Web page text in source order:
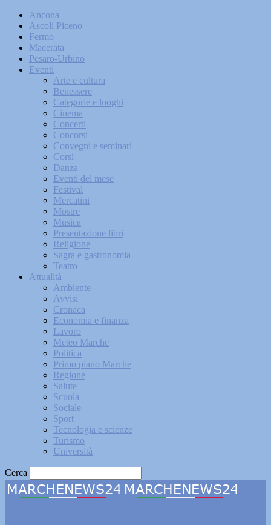
Ancona
Ascoli Piceno
Fermo
Macerata
Pesaro-Urbino
Eventi
Arte e cultura
Benessere
Categorie e luoghi
Cinema
Concerti
Concorsi
Convegni e seminari
Corsi
Danza
Eventi del mese
Festival
Mercatini
Mostre
Musica
Presentazione libri
Religione
Sagra e gastronomia
Teatro
Attualità
Ambiente
Avvisi
Cronaca
Economia e finanza
Lavoro
Meteo Marche
Politica
Primo piano Marche
Regione
Salute
Scuola
Sociale
Sport
Tecnologia e scienze
Turismo
Università
Cerca